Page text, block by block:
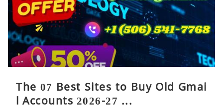
The 07 Best Sites to Buy Old Gmai
l Accounts 2026-27 ...